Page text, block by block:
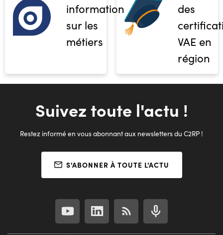
informations
sur les
métiers
des
VAE en
région
Suivez toute l'actu !
Restez informé en vous abonnant aux newsletters du C2RP !
S'ABONNER À TOUTE L'ACTU